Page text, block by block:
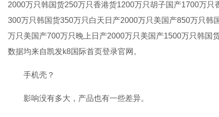
2000万只韩国货250万只香港货1200万只胡子国产1700万
300万只韩国货350万只白天日产2000万只美国产850万只
万只美国产700万只晚上日产2000万只美国产1500万只韩国
数据均来自凯发k8国际首页登录官网。
手机壳？
影响没有多大，产品也有一些差异。